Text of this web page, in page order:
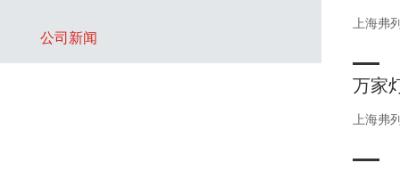
公司新闻
上海弗
万家
上海弗